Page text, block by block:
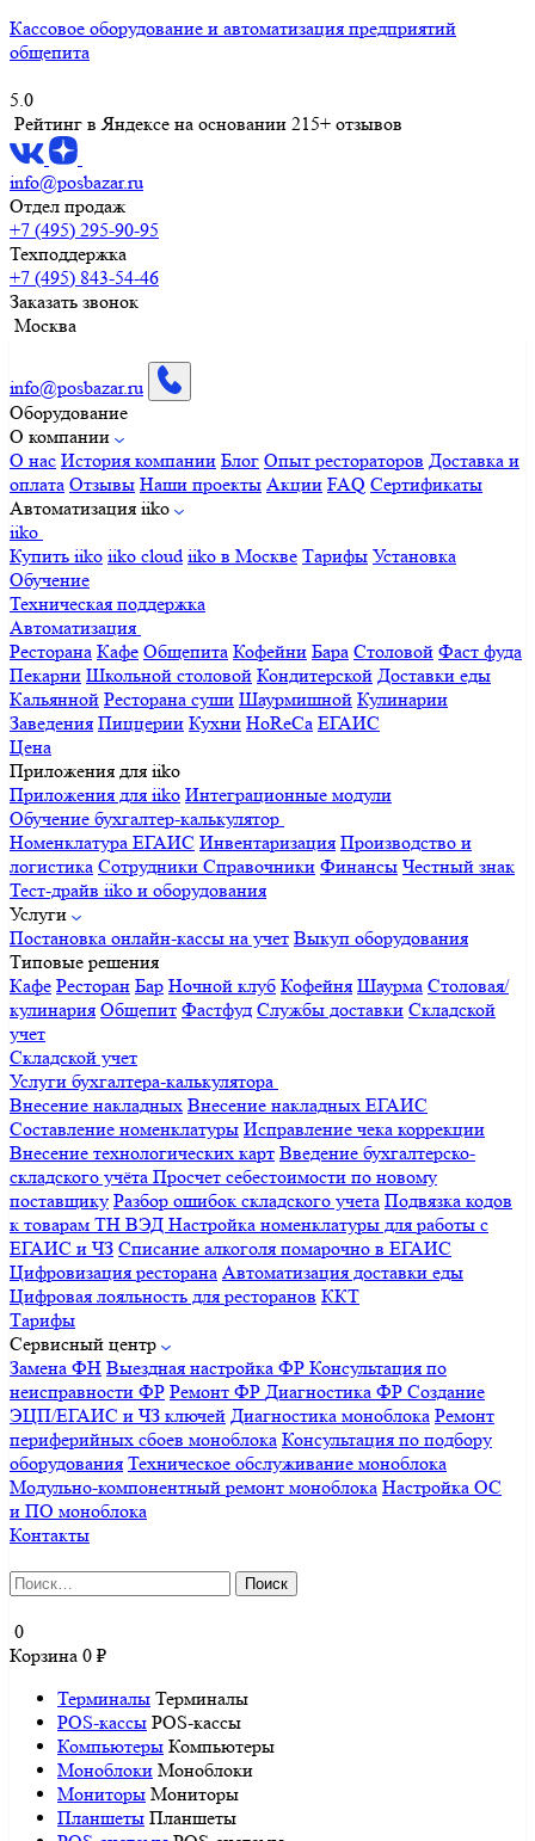
Кассовое оборудование и автоматизация предприятий
общепита
5.0
Рейтинг в Яндексе на основании 215+ отзывов
info@posbazar.ru
Отдел продаж
+7 (495) 295-90-95
Техподдержка
+7 (495) 843-54-46
Заказать звонок
Москва
info@posbazar.ru
Оборудование
О компании
О нас История компании Блог Опыт рестораторов Доставка и
оплата Отзывы Наши проекты Акции FAQ Сертификаты
Автоматизация iiko
iiko
Купить iiko iiko cloud iiko в Москве Тарифы Установка
Обучение
Техническая поддержка
Автоматизация
Ресторана Кафе Общепита Кофейни Бара Столовой Фаст фуда
Пекарни Школьной столовой Кондитерской Доставки еды
Кальянной Ресторана суши Шаурмишной Кулинарии
Заведения Пиццерии Кухни HoReCa ЕГАИС
Цена
Приложения для iiko
Приложения для iiko Интеграционные модули
Обучение бухгалтер-калькулятор
Номенклатура ЕГАИС Инвентаризация Производство и
логистика Сотрудники Справочники Финансы Честный знак
Тест-драйв iiko и оборудования
Услуги
Постановка онлайн-кассы на учет Выкуп оборудования
Типовые решения
Кафе Ресторан Бар Ночной клуб Кофейня Шаурма Столовая/
кулинария Общепит Фастфуд Службы доставки Складской
учет
Складской учет
Услуги бухгалтера-калькулятора
Внесение накладных Внесение накладных ЕГАИС
Составление номенклатуры Исправление чека коррекции
Внесение технологических карт Введение бухгалтерско-
складского учёта Просчет себестоимости по новому
поставщику Разбор ошибок складского учета Подвязка кодов
к товарам ТН ВЭД Настройка номенклатуры для работы с
ЕГАИС и ЧЗ Списание алкоголя помарочно в ЕГАИС
Цифровизация ресторана Автоматизация доставки еды
Цифровая лояльность для ресторанов ККТ
Тарифы
Сервисный центр
Замена ФН Выездная настройка ФР Консультация по
неисправности ФР Ремонт ФР Диагностика ФР Создание
ЭЦП/ЕГАИС и ЧЗ ключей Диагностика моноблока Ремонт
периферийных сбоев моноблока Консультация по подбору
оборудования Техническое обслуживание моноблока
Модульно-компонентный ремонт моноблока Настройка ОС
и ПО моноблока
Контакты
Найти:
0
Корзина 0 ₽
Терминалы Терминалы
POS-кассы POS-кассы
Компьютеры Компьютеры
Моноблоки Моноблоки
Мониторы Мониторы
Планшеты Планшеты